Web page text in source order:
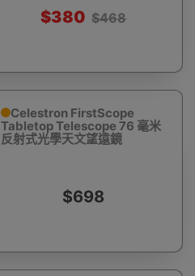
$380 $468
Celestron FirstScope
Tabletop Telescope 76 毫米
反射式光學天文望遠鏡
$698